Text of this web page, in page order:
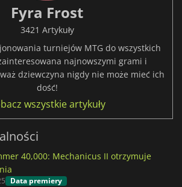
Fyra Frost
3421 Artykuły
turniejów MTG do wszystkich
najnowszymi grami i
dziewczyna nigdy nie może mieć ich
dość!
wszystkie artykuły
40,000: Mechanicus II otrzymuje
Data premiery